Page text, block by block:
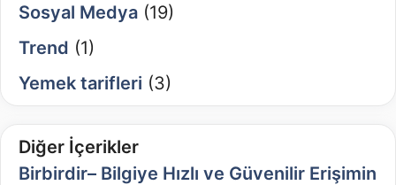
Sosyal Medya (19)
Trend (1)
Yemek tarifleri (3)
Diğer İçerikler
Birbirdir– Bilgiye Hızlı ve Güvenilir Erişimin